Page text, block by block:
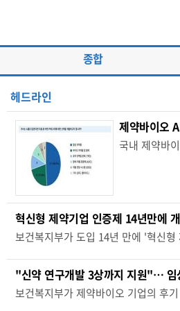
종합
헤드라인
제약바이오
국내 제약바
혁신형 제약기업 인증제 14년만에
보건복지부가 도입 14년 만에 '혁신
"신약 연구개발 3상까지 지원"…
보건복지부가 제약바이오 기업의 후